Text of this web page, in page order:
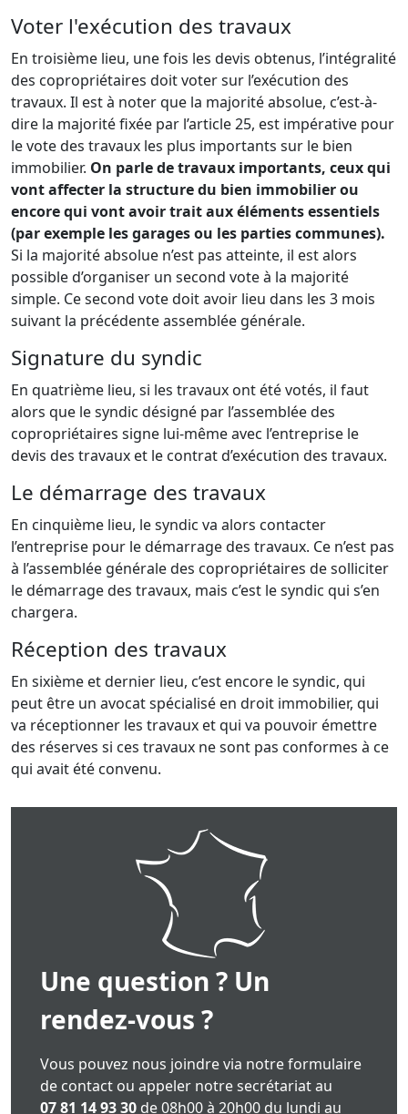
Voter l'exécution des travaux
En troisième lieu, une fois les devis obtenus, l’intégralité
des copropriétaires doit voter sur l’exécution des
travaux. Il est à noter que la majorité absolue, c’est-à-
dire la majorité fixée par l’article 25, est impérative pour
le vote des travaux les plus importants sur le bien
immobilier. On parle de travaux importants, ceux qui
vont affecter la structure du bien immobilier ou
encore qui vont avoir trait aux éléments essentiels
(par exemple les garages ou les parties communes).
Si la majorité absolue n’est pas atteinte, il est alors
possible d’organiser un second vote à la majorité
simple. Ce second vote doit avoir lieu dans les 3 mois
suivant la précédente assemblée générale.
Signature du syndic
En quatrième lieu, si les travaux ont été votés, il faut
alors que le syndic désigné par l’assemblée des
copropriétaires signe lui-même avec l’entreprise le
devis des travaux et le contrat d’exécution des travaux.
Le démarrage des travaux
En cinquième lieu, le syndic va alors contacter
l’entreprise pour le démarrage des travaux. Ce n’est pas
à l’assemblée générale des copropriétaires de solliciter
le démarrage des travaux, mais c’est le syndic qui s’en
chargera.
Réception des travaux
En sixième et dernier lieu, c’est encore le syndic, qui
peut être un avocat spécialisé en droit immobilier, qui
va réceptionner les travaux et qui va pouvoir émettre
des réserves si ces travaux ne sont pas conformes à ce
qui avait été convenu.
Une question ? Un
rendez-vous ?
Vous pouvez nous joindre via notre formulaire
de contact ou appeler notre secrétariat au
07 81 14 93 30 de 08h00 à 20h00 du lundi au